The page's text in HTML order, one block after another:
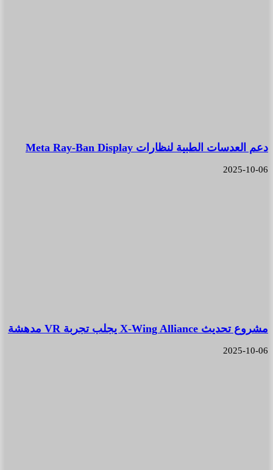
دعم العدسات الطبية لنظارات Meta Ray-Ban Display
2025-10-06
مشروع تحديث X-Wing Alliance يجلب تجربة VR مدهشة
2025-10-06